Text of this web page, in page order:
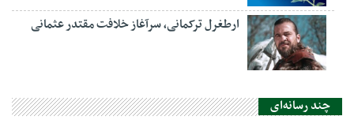
ارطغرل ترکمانی، سرآغاز خلافت مقتدر عثمانی
چند رسانه‌ای